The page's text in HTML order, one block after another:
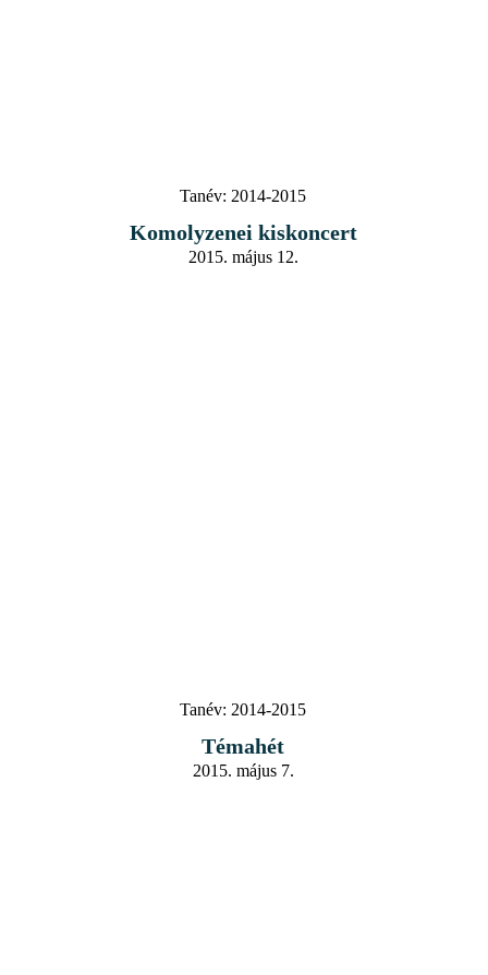
Tanév: 2014-2015
Komolyzenei kiskoncert
2015. május 12.
Tanév: 2014-2015
Témahét
2015. május 7.